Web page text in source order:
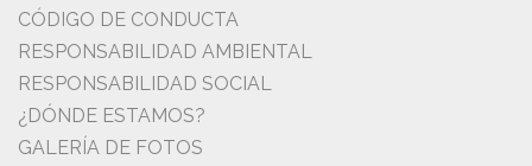
CÓDIGO DE CONDUCTA
RESPONSABILIDAD AMBIENTAL
RESPONSABILIDAD SOCIAL
¿DÓNDE ESTAMOS?
GALERÍA DE FOTOS